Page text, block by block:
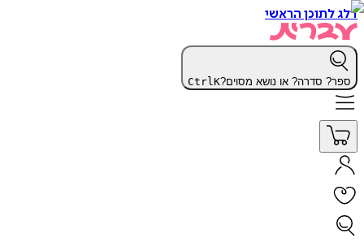
דלג לתוכן הראשי
ספר? סדרה? או נושא מסוים? CtrlK